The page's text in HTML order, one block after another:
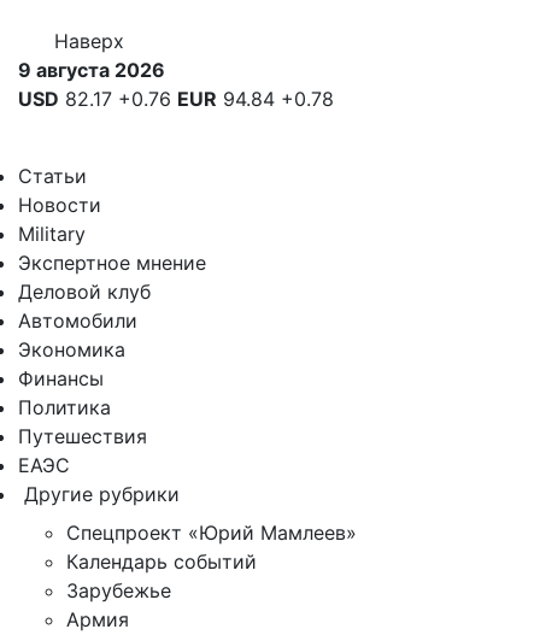
Наверх
9 августа 2026
USD 82.17 +0.76 EUR 94.84 +0.78
Статьи
Новости
Military
Экспертное мнение
Деловой клуб
Автомобили
Экономика
Финансы
Политика
Путешествия
ЕАЭС
Другие рубрики
Спецпроект «Юрий Мамлеев»
Календарь событий
Зарубежье
Армия